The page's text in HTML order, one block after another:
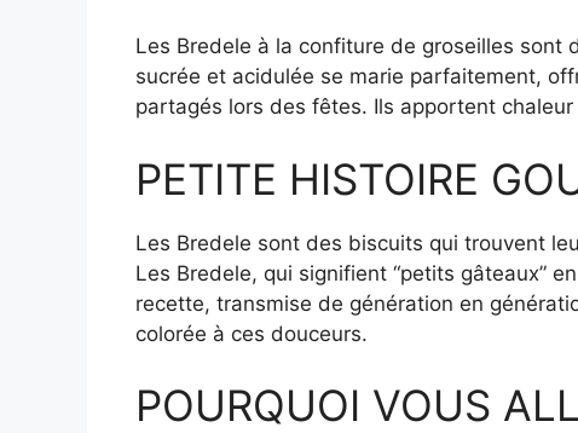
Les Bredele à la confiture de groseilles
sucrée et acidulée se marie parfaitement,
partagés lors des fêtes. Ils apportent
PETITE HISTOIRE
Les Bredele sont des biscuits qui trouvent
Les Bredele, qui signifient “petits gâteaux”
recette, transmise de génération en
colorée à ces douceurs.
POURQUOI VOUS